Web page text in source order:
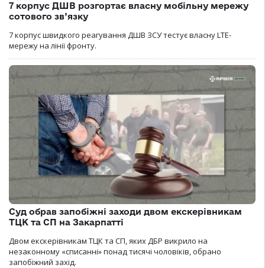
7 корпус ДШВ розгортає власну мобільну мережу
сотового зв’язку
7 корпус швидкого реагування ДШВ ЗСУ тестує власну LTE-
мережу на лінії фронту.
Суд обрав запобіжні заходи двом екскерівникам
ТЦК та СП на Закарпатті
Двом екскерівникам ТЦК та СП, яких ДБР викрило на
незаконному «списанні» понад тисячі чоловіків, обрано
запобіжний захід.